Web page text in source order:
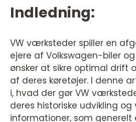
Indledning:
VW værksteder spiller en
ejere af Volkswagen-biler
ønsker at sikre optimal drift
af deres køretøjer. I denne
i, hvad der gør VW
deres historiske udvikling og
informationer, som generelt